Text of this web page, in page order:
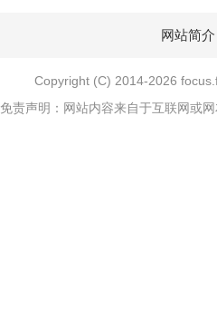
网站简介
Copyright (C) 2014-2026
免责声明：网站内容来自于互联网或